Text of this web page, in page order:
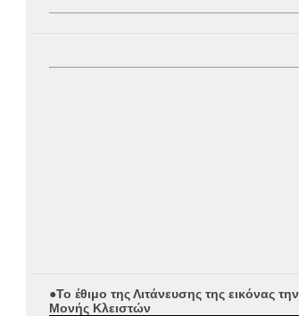
●Το έθιμο της Λιτάνευσης της εικόνας την
Μονής Κλειστών